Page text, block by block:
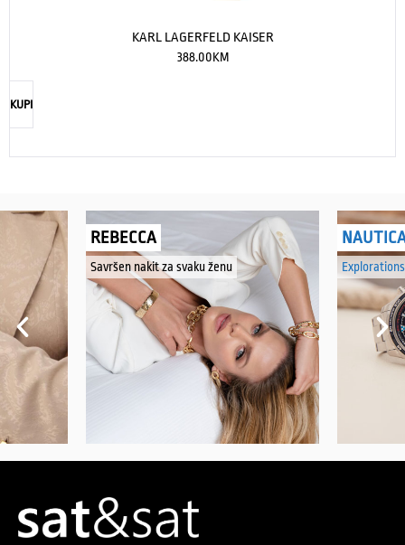
KARL LAGERFELD KAISER
388.00KM
KUPI
REBECCA
Savršen nakit za svaku ženu